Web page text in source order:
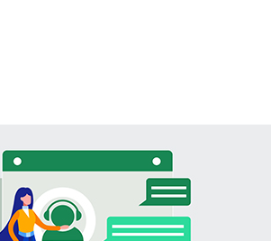
站拥有稳定的网络环境和优质的技术支